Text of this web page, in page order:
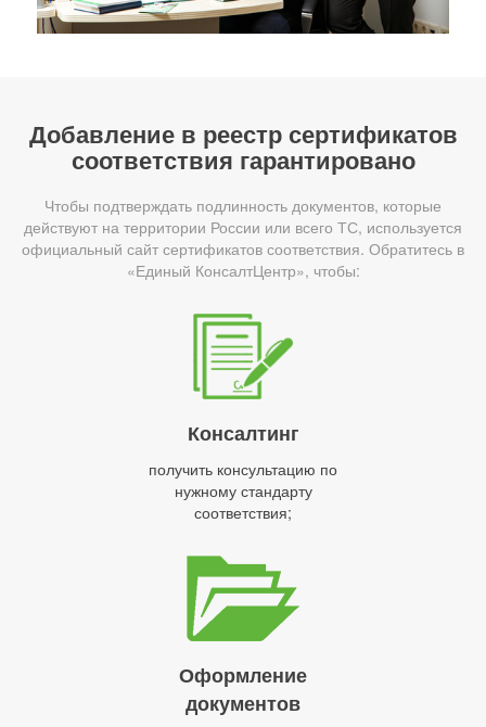
Добавление в реестр сертификатов
соответствия гарантировано
Чтобы подтверждать подлинность документов, которые
действуют на территории России или всего ТС, используется
официальный сайт сертификатов соответствия. Обратитесь в
«Единый КонсалтЦентр», чтобы:
Консалтинг
получить консультацию по
нужному стандарту
соответствия;
Оформление
документов